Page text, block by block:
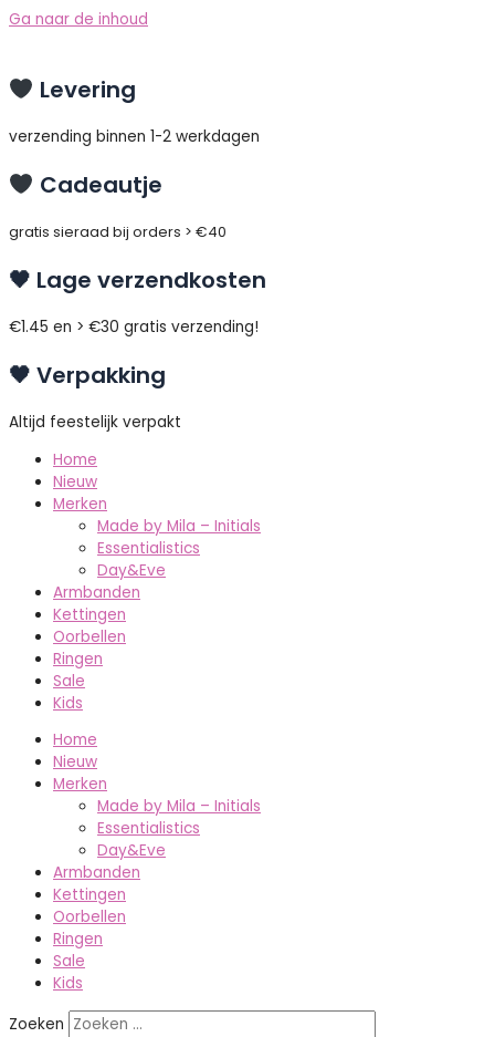
Ga naar de inhoud
Levering
verzending binnen 1-2 werkdagen
Cadeautje
gratis sieraad bij orders > €40
🖤 Lage verzendkosten
€1.45 en > €30 gratis verzending!
🖤 Verpakking
Altijd feestelijk verpakt
Home
Nieuw
Merken
Made by Mila – Initials
Essentialistics
Day&Eve
Armbanden
Kettingen
Oorbellen
Ringen
Sale
Kids
Home
Nieuw
Merken
Made by Mila – Initials
Essentialistics
Day&Eve
Armbanden
Kettingen
Oorbellen
Ringen
Sale
Kids
Zoeken